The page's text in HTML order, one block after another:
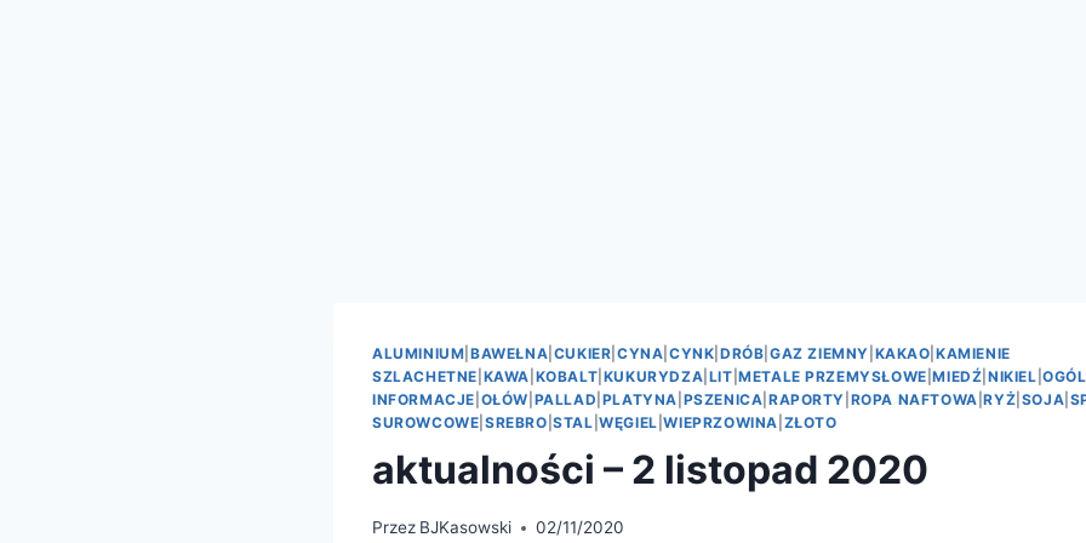
ALUMINIUM BAWEŁNA CUKIER CYNA CYNK DRÓB GAZ ZIEMNY KAKAO |KAMIENIE
SZLACHETNE KAWA KOBALT KUKURYDZA LIT |METALE PRZEMYSŁOWE |MIEDŹ |NIKIEL |
INFORMACJE OŁÓW PALLAD PLATYNA PSZENICA RAPORTY ROPA NAFTOWA |RYŻ SOJA
SUROWCOWE SREBRO |STAL |WĘGIEL |WIEPRZOWINA ZŁOTO
aktualności – 2 listopad 2020
Przez BJKasowski 02/11/2020